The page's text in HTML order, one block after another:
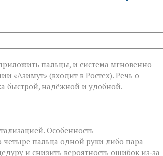
пальцы, и система мгновенно
«Азимут» (входит в Ростех). Речь о
быстрой, надёжной и удобной.
Особенность
четыре пальца одной руки либо пара
и снизить вероятность ошибок из‑за